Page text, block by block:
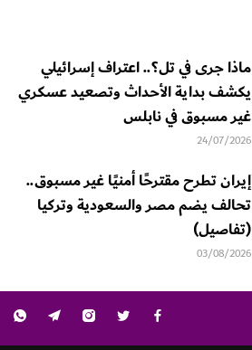
ماذا جرى في تل؟.. اعتراف إسرائيلي
يكشف بداية الأحداث وتصعيد عسكري
غير مسبوق في نابلس
24/07/2026
إيران تطرح مقترحًا أمنيًا غير مسبوق..
تحالف يضم مصر والسعودية وتركيا
(تفاصيل)
03/08/2026